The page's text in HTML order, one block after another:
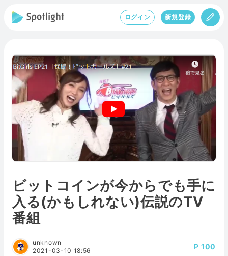
ログイン 新規登録
ビットコインが今からでも手に
入る(かもしれない)伝説のTV
番組
unknown
2021-03-10 18:56
100